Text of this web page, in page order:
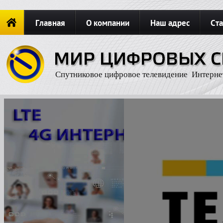
Главная О компании Наш адрес
Новости Карта сайта
Спутниковое цифровое телевидение